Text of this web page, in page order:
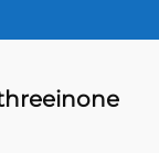
threeinone